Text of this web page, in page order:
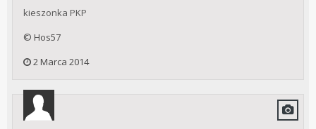
kieszonka PKP
© Hos57
2 Marca 2014